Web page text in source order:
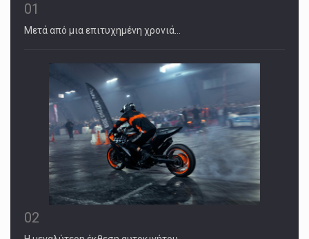
01
Μετά από μια επιτυχημένη χρονιά…
02